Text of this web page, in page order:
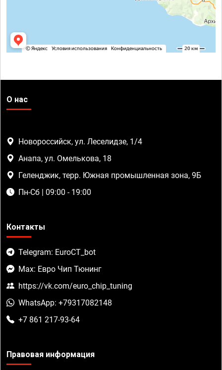
О нас
Новороссийск, ул. Леселидзе, 1/4
Анапа, ул. Омелькова, 18
Геленджик, терр. Южная промышленная зона, 9Б
Пн-Сб | 09:00 - 19:00
Контакты
Telegram: EuroCT_bot
Max: Евро Чип Тюнинг
https://vk.com/euro_chip_tuning
WhatsApp: +79317082148
+7 861 217-93-64
Правовая информация